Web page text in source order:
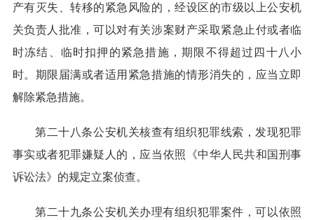
产有灭失、转移的紧急风险的，经设区的市级以上公安机
关负责人批准，可以对有关涉案财产采取紧急止付或者临
时冻结、临时扣押的紧急措施，期限不得超过四十八小
时。期限届满或者适用紧急措施的情形消失的，应当立即
解除紧急措施。
第二十八条公安机关核查有组织犯罪线索，发现犯罪
事实或者犯罪嫌疑人的，应当依照《中华人民共和国刑事
诉讼法》的规定立案侦查。
第二十九条公安机关办理有组织犯罪案件，可以依照